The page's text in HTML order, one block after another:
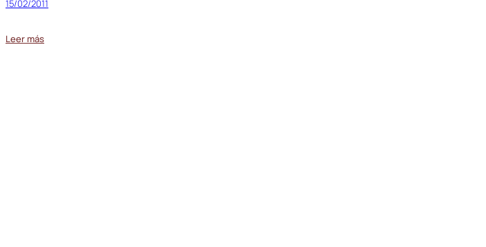
15/02/2011
Leer más